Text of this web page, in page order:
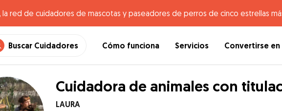
la red de cuidadores de mascotas y paseadores de perros de cinco estrellas
Buscar Cuidadores Cómo funciona Servicios Convertirse
Cuidadora de animales con
LAURA